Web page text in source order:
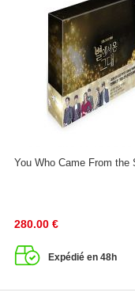
You Who Came From
280.00 €
Expédié en 48h